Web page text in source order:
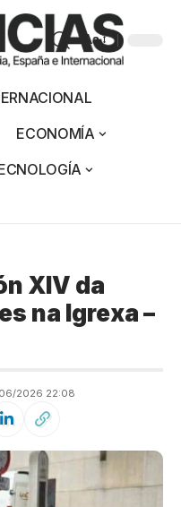
Aa
ECONOMÍA
XIV da
na Igrexa –
06/2026 22:08